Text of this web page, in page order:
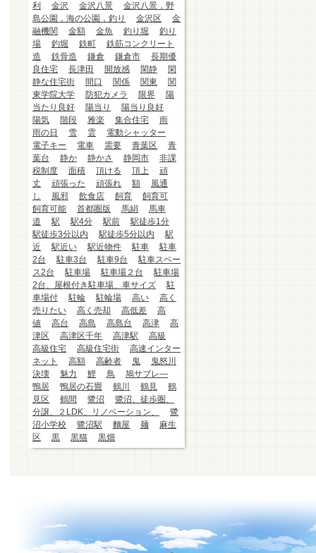
利
金沢 金沢八景
金沢八景，野
島公園，海の公園，釣り
金沢区
金
融機関
金額 金魚 釣り堀
釣り
場
釣堀 鉄町
鉄筋コンクリート
造
鉄骨造 鎌倉 鎌倉市
長期優
良住宅
長津田 開放感 閑静
閑
静な住宅街
間口 関係 関東
関
東学院大学
防犯カメラ 限界
陽
当たり良好
陽当り
陽当り良好
陽気
階段 雅楽 集合住宅
雨
雨の日
雪 雲
電動シャッター
電子キー
電車 需要 青葉区
青
葉台
静か 静かさ 静岡市
非課
税制度
面積 頂ける 頂上
頑
丈
頑張った 頑張れ 額
風通
し
風邪 飲食店 飼育
飼育可
飼育可能
首都圏版 馬絹
馬車
道
駅 駅4分 駅前
駅徒歩1分
駅徒歩3分以内
駅徒歩5分以内
駅
近
駅近い 駅近物件 駐車
駐車
2台
駐車3台 駐車9台
駐車スペー
ス2台
駐車場 駐車場２台
駐車場
2台、屋根付き駐車場、車サイズ
駐
車場付
駐輪 駐輪場 高い
高く
売りたい
高く売却 高低差
高
値
高台 高島 高島台 高津
高
津区
高津区千年 高津駅
高級
高級住宅
高級住宅街
高速インター
ネット
高額 高齢者 鬼
鬼怒川
決壊
魅力 鯉 鳥
鳩サブレ―
鴨居
鴨居の石畳 鶴川 鶴見
鶴
見区
鶴間 鷺沼
鷺沼、徒歩圏、
分譲、２LDK、リノベーション、
鷺
沼小学校
鷺沼駅 麵屋 麺
麻生
区
黒 黒猫 黒畑